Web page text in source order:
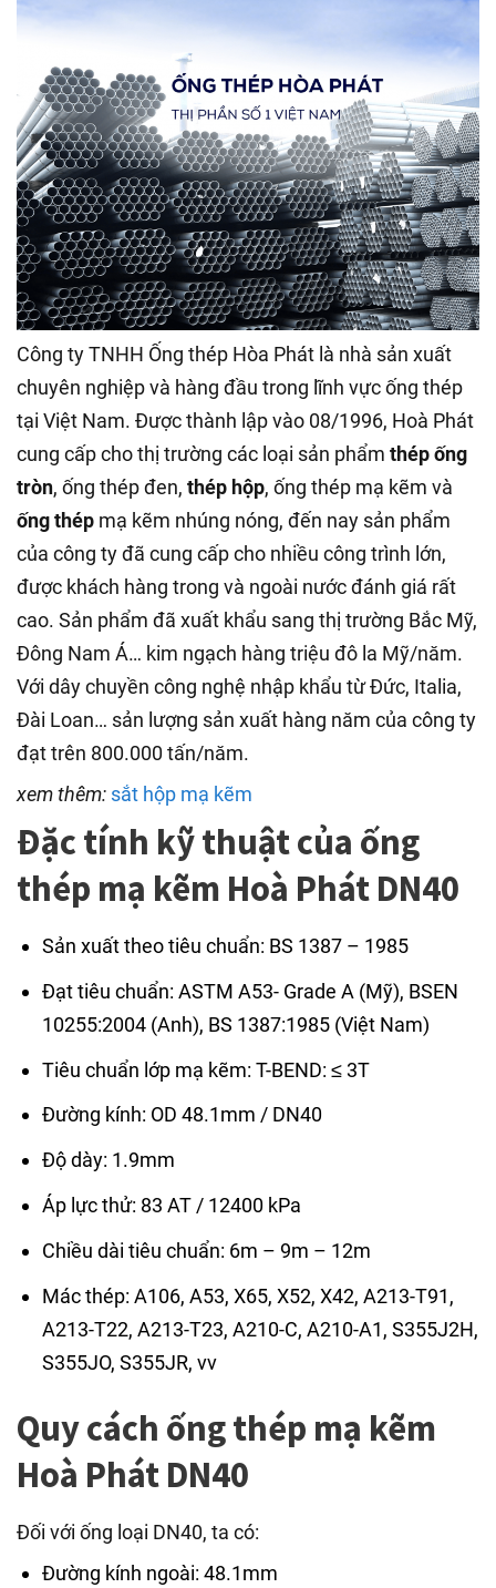
Công ty TNHH Ống thép Hòa Phát là nhà sản xuất
chuyên nghiệp và hàng đầu trong lĩnh vực ống thép
tại Việt Nam. Được thành lập vào 08/1996, Hoà Phát
cung cấp cho thị trường các loại sản phẩm thép ống
tròn, ống thép đen, thép hộp, ống thép mạ kẽm và
ống thép mạ kẽm nhúng nóng, đến nay sản phẩm
của công ty đã cung cấp cho nhiều công trình lớn,
được khách hàng trong và ngoài nước đánh giá rất
cao. Sản phẩm đã xuất khẩu sang thị trường Bắc Mỹ,
Đông Nam Á… kim ngạch hàng triệu đô la Mỹ/năm.
Với dây chuyền công nghệ nhập khẩu từ Đức, Italia,
Đài Loan… sản lượng sản xuất hàng năm của công ty
đạt trên 800.000 tấn/năm.
xem thêm: sắt hộp mạ kẽm
Đặc tính kỹ thuật của ống
thép mạ kẽm Hoà Phát DN40
Sản xuất theo tiêu chuẩn: BS 1387 – 1985
Đạt tiêu chuẩn: ASTM A53- Grade A (Mỹ), BSEN
10255:2004 (Anh), BS 1387:1985 (Việt Nam)
Tiêu chuẩn lớp mạ kẽm: T-BEND: ≤ 3T
Đường kính: OD 48.1mm / DN40
Độ dày: 1.9mm
Áp lực thử: 83 AT / 12400 kPa
Chiều dài tiêu chuẩn: 6m – 9m – 12m
Mác thép: A106, A53, X65, X52, X42, A213-T91,
A213-T22, A213-T23, A210-C, A210-A1, S355J2H,
S355JO, S355JR, vv
Quy cách ống thép mạ kẽm
Hoà Phát DN40
Đối với ống loại DN40, ta có:
Đường kính ngoài: 48.1mm